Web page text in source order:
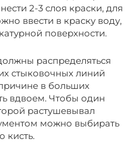
2-3 слоя краски, для
ввести в краску воду,
поверхности.
распределяться
стыковочных линий
в больших
вдвоем. Чтобы один
растушевывал
можно выбирать
кисть.